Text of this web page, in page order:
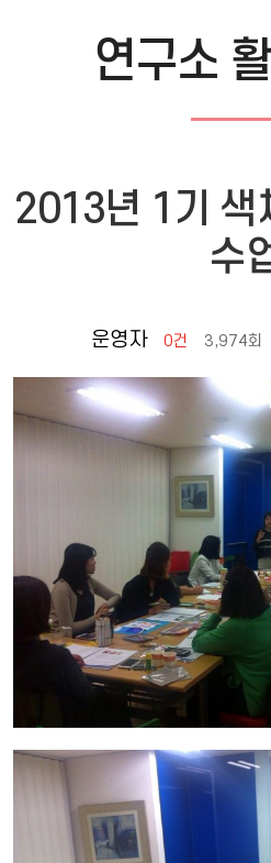
연구소
2013년 1기 색
수
운영자 0건 3,974회